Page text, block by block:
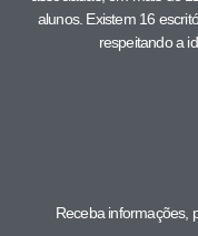
alunos. Existem 16
respeitando a
Receba informações,